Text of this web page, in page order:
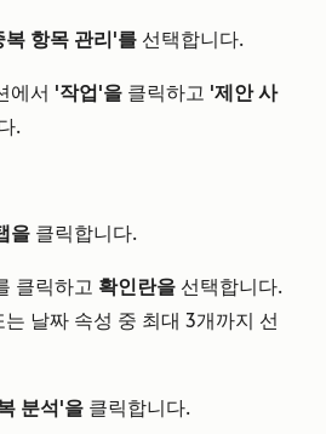
복 항목 관리'를 선택합니다.
에서 '작업'을 클릭하고 '제안 사
.
을 클릭합니다.
클릭하고 확인란을 선택합니다.
날짜 속성 중 최대 3개까지 선
분석'을 클릭합니다.